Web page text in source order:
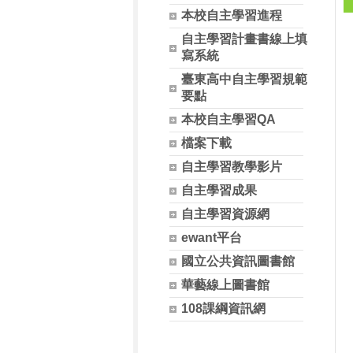
本校自主學習進程
自主學習計畫書線上填
寫系統
臺東高中自主學習規範
要點
本校自主學習QA
檔案下載
自主學習教學影片
自主學習成果
自主學習資源網
ewant平台
國立公共資訊圖書館
華藝線上圖書館
108課綱資訊網